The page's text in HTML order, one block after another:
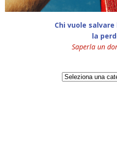
Chi vuole
la
Saperla un
Categorie